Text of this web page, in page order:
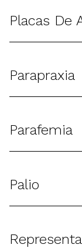
Placas De
Parapraxia
Parafemia
Palio